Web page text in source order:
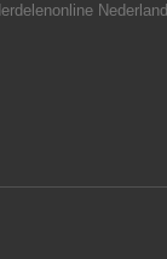
Nederland